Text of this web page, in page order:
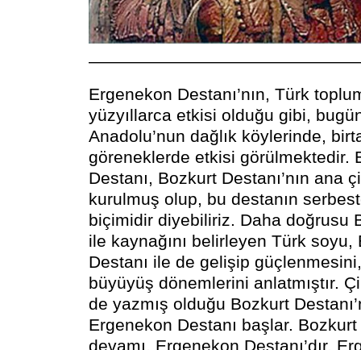
Ergenekon Destanı’nın, Türk
yüzyıllarca etkisi olduğu gibi,
Anadolu’nun dağlık köylerinde,
göreneklerde etkisi görülmektedir.
Destanı, Bozkurt Destanı’nın ana
kurulmuş olup, bu destanın
biçimidir diyebiliriz. Daha doğrusu
ile kaynağını belirleyen Türk soyu,
Destanı ile de gelişip
büyüyüş dönemlerini anlatmıştır.
de yazmış olduğu Bozkurt
Ergenekon Destanı başlar. Bozkurt
devamı, Ergenekon Destanı’dır.